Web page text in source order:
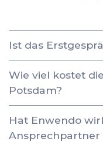
Ist das
Wie viel kostet
Potsdam?
Hat Enwendo
Ansprechpartner